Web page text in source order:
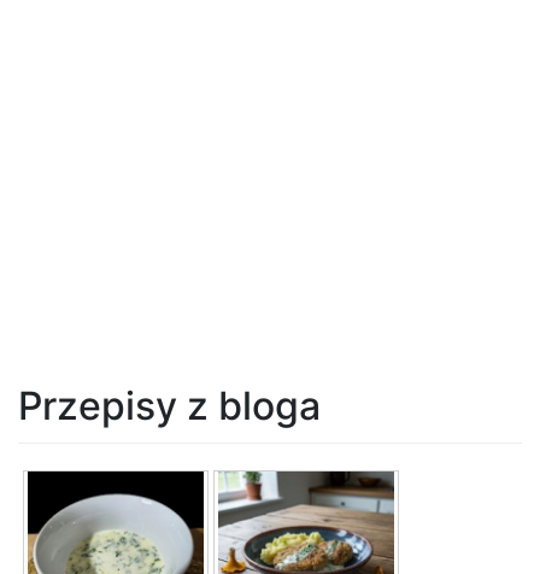
Przepisy z bloga